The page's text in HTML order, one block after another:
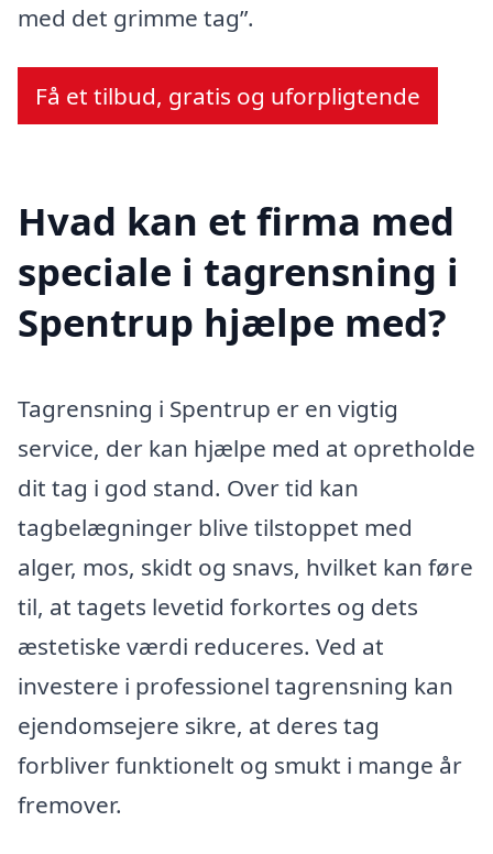
med det grimme tag”.
Få et tilbud, gratis og uforpligtende
Hvad kan et firma med
speciale i tagrensning i
Spentrup hjælpe med?
Tagrensning i Spentrup er en vigtig
service, der kan hjælpe med at opretholde
dit tag i god stand. Over tid kan
tagbelægninger blive tilstoppet med
alger, mos, skidt og snavs, hvilket kan føre
til, at tagets levetid forkortes og dets
æstetiske værdi reduceres. Ved at
investere i professionel tagrensning kan
ejendomsejere sikre, at deres tag
forbliver funktionelt og smukt i mange år
fremover.